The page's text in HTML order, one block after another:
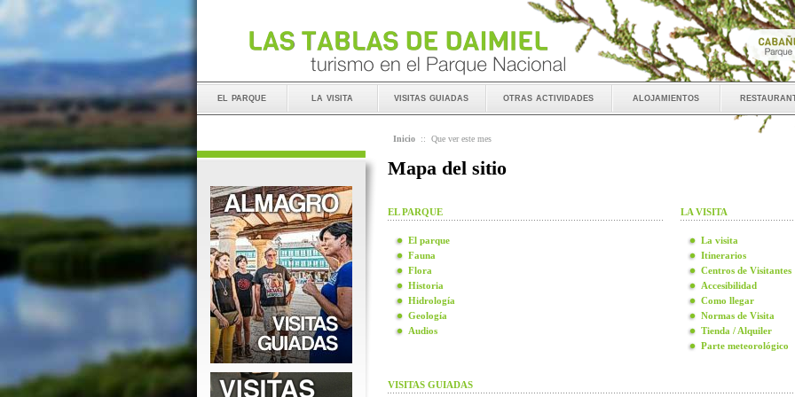
el parque la visita visitas guiadas otras actividades alojamientos
Inicio :: Que ver este mes
Mapa del sitio
EL PARQUE
El parque
Fauna
Flora
Historia
Hidrología
Geología
Audios
LA VISITA
La visita
Itinerarios
Centros de Visitantes
Accesibilidad
Como llegar
Normas de Visita
Tienda / Alquiler
Parte meteorológico
VISITAS GUIADAS